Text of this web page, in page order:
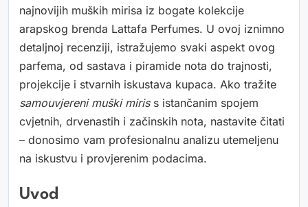
najnovijih muških mirisa iz bogate kolekcije
arapskog brenda Lattafa Perfumes. U ovoj iznimno
detaljnoj recenziji, istražujemo svaki aspekt ovog
parfema, od sastava i piramide nota do trajnosti,
projekcije i stvarnih iskustava kupaca. Ako tražite
samouvjereni muški miriss istančanim spojem
cvjetnih, drvenastih i začinskih nota, nastavite čitati
– donosimo vam profesionalnu analizu utemeljenu
na iskustvu i provjerenim podacima.
Uvod